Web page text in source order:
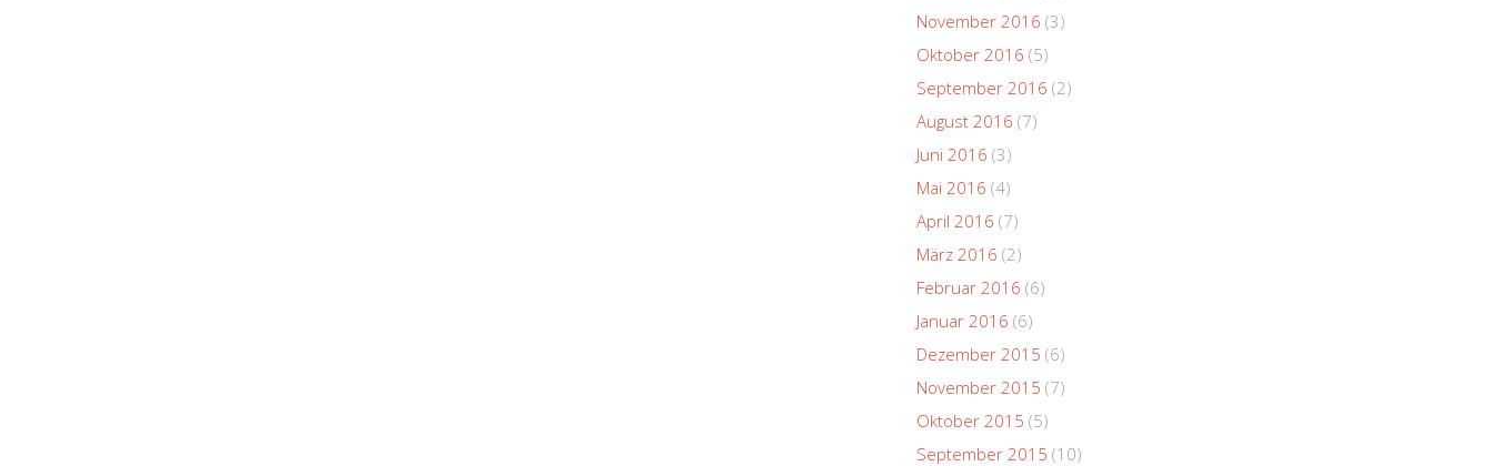
November 2016 (3)
Oktober 2016 (5)
September 2016 (2)
August 2016 (7)
Juni 2016 (3)
Mai 2016 (4)
April 2016 (7)
März 2016 (2)
Februar 2016 (6)
Januar 2016 (6)
Dezember 2015 (6)
November 2015 (7)
Oktober 2015 (5)
September 2015 (10)